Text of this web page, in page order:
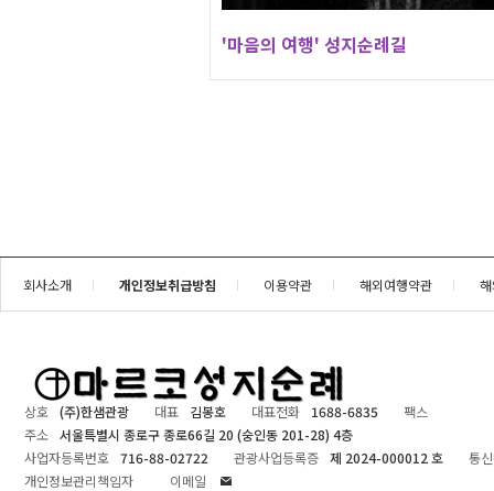
'마음의 여행' 성지순례길
회사소개 개인정보취급방침 이용약관 해외여행약관
상호 (주)한샘관광 대표 김봉호 대표전화 1688-6835
팩스
주소 서울특별시 종로구 종로66길 20 (숭인동 201-28) 4층
사업자등록번호 716-88-02722 관광사업등록증 제 2024-000012 호
통
개인정보관리책임자
이메일